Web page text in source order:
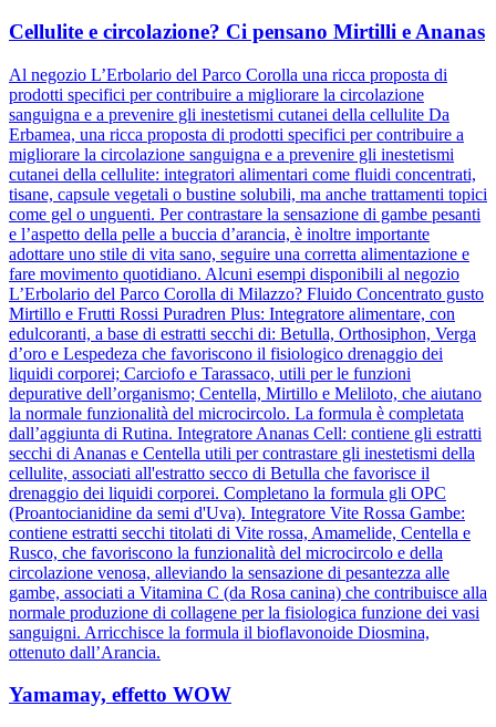
Cellulite e circolazione? Ci pensano Mirtilli e Ananas
Al negozio L’Erbolario del Parco Corolla una ricca proposta di
prodotti specifici per contribuire a migliorare la circolazione
sanguigna e a prevenire gli inestetismi cutanei della cellulite Da
Erbamea, una ricca proposta di prodotti specifici per contribuire a
migliorare la circolazione sanguigna e a prevenire gli inestetismi
cutanei della cellulite: integratori alimentari come fluidi concentrati,
tisane, capsule vegetali o bustine solubili, ma anche trattamenti topici
come gel o unguenti. Per contrastare la sensazione di gambe pesanti
e l’aspetto della pelle a buccia d’arancia, è inoltre importante
adottare uno stile di vita sano, seguire una corretta alimentazione e
fare movimento quotidiano. Alcuni esempi disponibili al negozio
L’Erbolario del Parco Corolla di Milazzo? Fluido Concentrato gusto
Mirtillo e Frutti Rossi Puradren Plus: Integratore alimentare, con
edulcoranti, a base di estratti secchi di: Betulla, Orthosiphon, Verga
d’oro e Lespedeza che favoriscono il fisiologico drenaggio dei
liquidi corporei; Carciofo e Tarassaco, utili per le funzioni
depurative dell’organismo; Centella, Mirtillo e Meliloto, che aiutano
la normale funzionalità del microcircolo. La formula è completata
dall’aggiunta di Rutina. Integratore Ananas Cell: contiene gli estratti
secchi di Ananas e Centella utili per contrastare gli inestetismi della
cellulite, associati all'estratto secco di Betulla che favorisce il
drenaggio dei liquidi corporei. Completano la formula gli OPC
(Proantocianidine da semi d'Uva). Integratore Vite Rossa Gambe:
contiene estratti secchi titolati di Vite rossa, Amamelide, Centella e
Rusco, che favoriscono la funzionalità del microcircolo e della
circolazione venosa, alleviando la sensazione di pesantezza alle
gambe, associati a Vitamina C (da Rosa canina) che contribuisce alla
normale produzione di collagene per la fisiologica funzione dei vasi
sanguigni. Arricchisce la formula il bioflavonoide Diosmina,
ottenuto dall’Arancia.
Yamamay, effetto WOW